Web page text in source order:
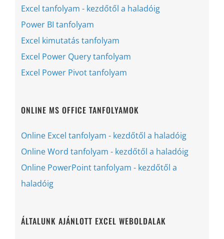
Excel tanfolyam - kezdőtől a haladóig
Power BI tanfolyam
Excel kimutatás tanfolyam
Excel Power Query tanfolyam
Excel Power Pivot tanfolyam
ONLINE MS OFFICE TANFOLYAMOK
Online Excel tanfolyam - kezdőtől a haladóig
Online Word tanfolyam - kezdőtől a haladóig
Online PowerPoint tanfolyam - kezdőtől a
haladóig
ÁLTALUNK AJÁNLOTT EXCEL WEBOLDALAK